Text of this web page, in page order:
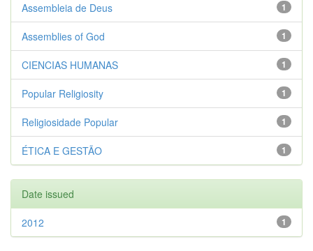
1
Assembleia de Deus
1
Assemblies of God
1
CIENCIAS HUMANAS
1
Popular Religiosity
1
Religiosidade Popular
1
ÉTICA E GESTÃO
Date issued
1
2012